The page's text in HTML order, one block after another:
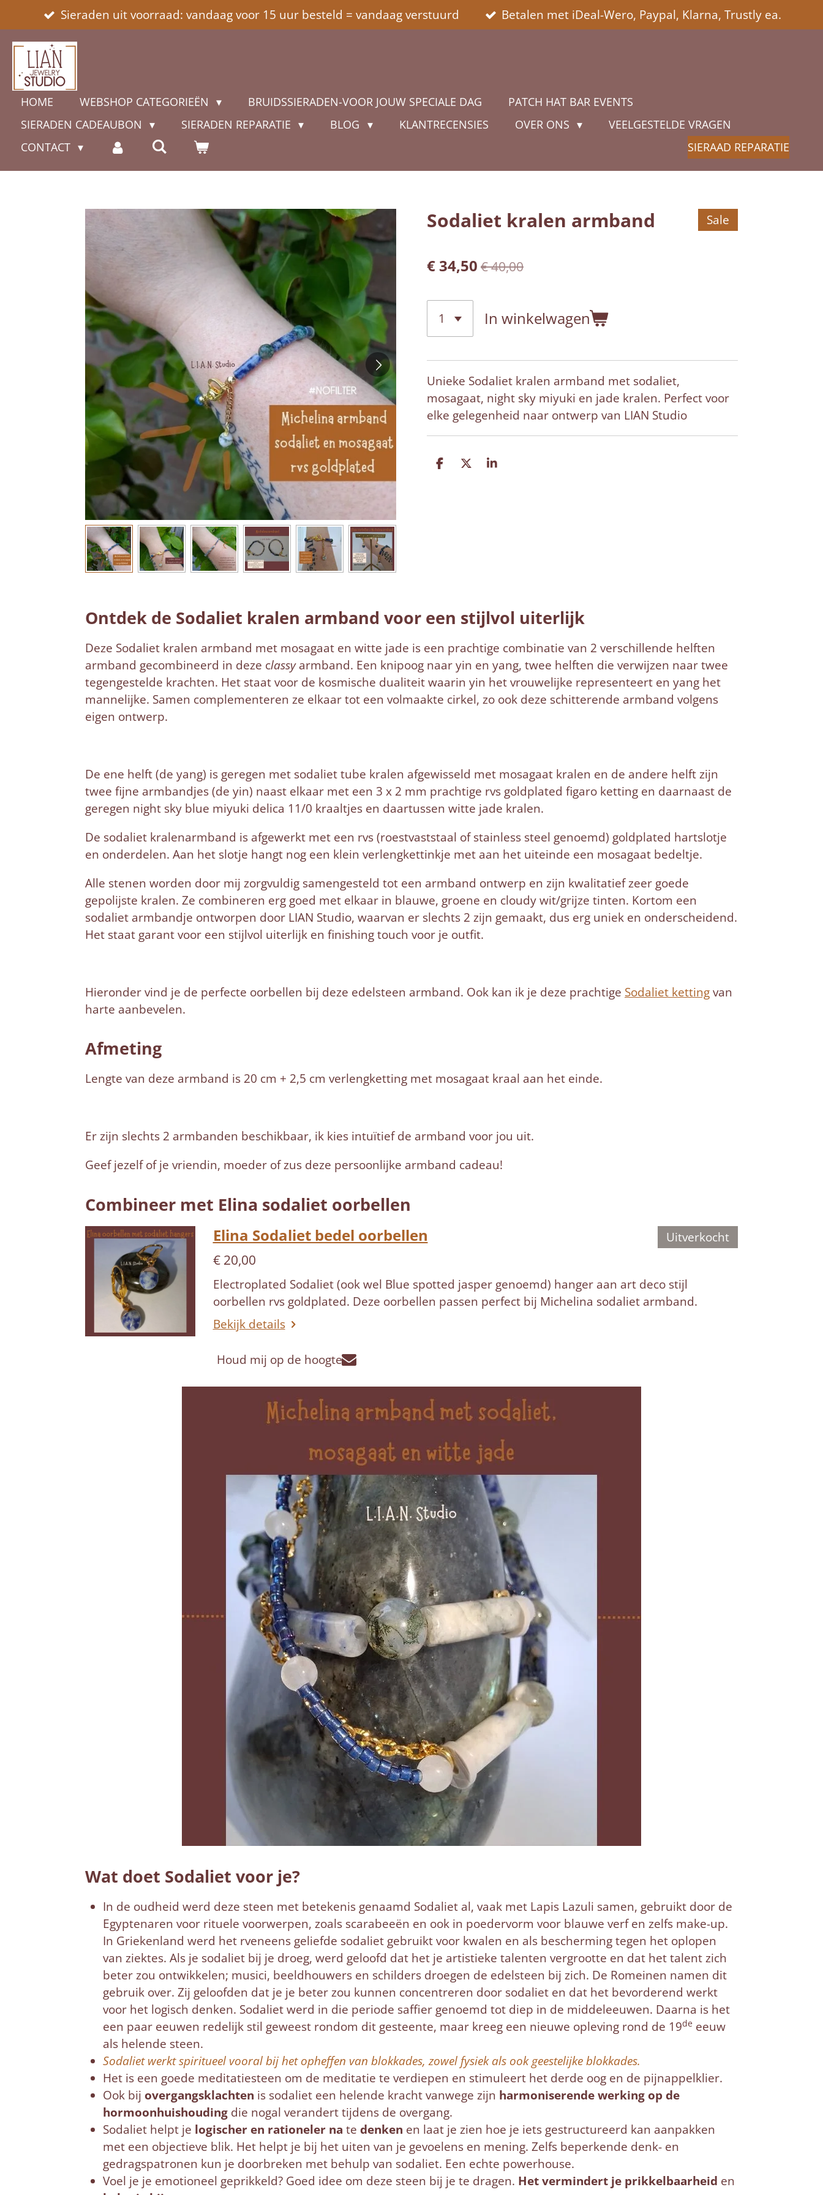
direct
naar
hoofdinhoud
Sieraden uit voorraad: vandaag voor 15 uur besteld = vandaag verstuurd Betalen met iDeal-Wero, Paypal, Klarna, Trustly ea.
HOME WEBSHOP CATEGORIEËN BRUIDSSIERADEN-VOOR JOUW SPECIALE DAG
PATCH HAT BAR EVENTS
SIERADEN CADEAUBON
SIERADEN REPARATIE BLOG KLANTRECENSIES OVER ONS
VEELGESTELDE VRAGEN
CONTACT
SIERAAD REPARATIE
Sodaliet kralen armband Sale
€ 34,50 € 40,00
In winkelwagen
Unieke Sodaliet kralen armband met sodaliet,
mosagaat, night sky miyuki en jade kralen. Perfect voor
elke gelegenheid naar ontwerp van LIAN Studio
D
D
S
Ontdek de Sodaliet kralen armband voor een stijlvol uiterlijk
Deze Sodaliet kralen armband met mosagaat en witte jade is een prachtige combinatie van 2 verschillende helften
armband gecombineerd in deze classyarmband. Een knipoog naar yin en yang, twee helften die verwijzen naar twee
tegengestelde krachten. Het staat voor de kosmische dualiteit waarin yin het vrouwelijke representeert en yang het
mannelijke. Samen complementeren ze elkaar tot een volmaakte cirkel, zo ook deze schitterende armband volgens
eigen ontwerp.
De ene helft (de yang) is geregen met sodaliet tube kralen afgewisseld met mosagaat kralen en de andere helft zijn
twee fijne armbandjes (de yin) naast elkaar met een 3 x 2 mm prachtige rvs goldplated figaro ketting en daarnaast de
geregen night sky blue miyuki delica 11/0 kraaltjes en daartussen witte jade kralen.
De sodaliet kralenarmband is afgewerkt met een rvs (roestvaststaal of stainless steel genoemd) goldplated hartslotje
en onderdelen. Aan het slotje hangt nog een klein verlengkettinkje met aan het uiteinde een mosagaat bedeltje.
Alle stenen worden door mij zorgvuldig samengesteld tot een armband ontwerp en zijn kwalitatief zeer goede
gepolijste kralen. Ze combineren erg goed met elkaar in blauwe, groene en cloudy wit/grijze tinten. Kortom een
sodaliet armbandje ontworpen door LIAN Studio, waarvan er slechts 2 zijn gemaakt, dus erg uniek en onderscheidend.
Het staat garant voor een stijlvol uiterlijk en finishing touch voor je outfit.
Hieronder vind je de perfecte oorbellen bij deze edelsteen armband. Ook kan ik je deze prachtige Sodaliet kettingvan
harte aanbevelen.
Afmeting
Lengte van deze armband is 20 cm + 2,5 cm verlengketting met mosagaat kraal aan het einde.
Er zijn slechts 2 armbanden beschikbaar, ik kies intuïtief de armband voor jou uit.
Geef jezelf of je vriendin, moeder of zus deze persoonlijke armband cadeau!
Combineer met Elina sodaliet oorbellen
Uitverkocht
Elina Sodaliet bedel oorbellen
€ 20,00
Electroplated Sodaliet (ook wel Blue spotted jasper genoemd) hanger aan art deco stijl
oorbellen rvs goldplated. Deze oorbellen passen perfect bij Michelina sodaliet armband.
Bekijk details
Houd mij op de hoogte
Wat doet Sodaliet voor je?
In de oudheid werd deze steen met betekenis genaamd Sodaliet al, vaak met Lapis Lazuli samen, gebruikt door de
Egyptenaren voor rituele voorwerpen, zoals scarabeeën en ook in poedervorm voor blauwe verf en zelfs make-up.
In Griekenland werd het rveneens geliefde sodaliet gebruikt voor kwalen en als bescherming tegen het oplopen
van ziektes. Als je sodaliet bij je droeg, werd geloofd dat het je artistieke talenten vergrootte en dat het talent zich
beter zou ontwikkelen; musici, beeldhouwers en schilders droegen de edelsteen bij zich. De Romeinen namen dit
gebruik over. Zij geloofden dat je je beter zou kunnen concentreren door sodaliet en dat het bevorderend werkt
voor het logisch denken. Sodaliet werd in die periode saffier genoemd tot diep in de middeleeuwen. Daarna is het
een paar eeuwen redelijk stil geweest rondom dit gesteente, maar kreeg een nieuwe opleving rond de 19deeeuw
als helende steen.
Sodaliet werkt spiritueel vooral bij het opheffen van blokkades, zowel fysiek als ook geestelijke blokkades.
Het is een goede meditatiesteen om de meditatie te verdiepen en stimuleert het derde oog en de pijnappelklier.
Ook bij overgangsklachten is sodaliet een helende kracht vanwege zijn harmoniserende werking op de
hormoonhuishoudingdie nogal verandert tijdens de overgang.
Sodaliet helpt je logischer en rationeler na te denken en laat je zien hoe je iets gestructureerd kan aanpakken
met een objectieve blik. Het helpt je bij het uiten van je gevoelens en mening. Zelfs beperkende denk- en
gedragspatronen kun je doorbreken met behulp van sodaliet. Een echte powerhouse.
Voel je je emotioneel geprikkeld? Goed idee om deze steen bij je te dragen. Het vermindert je prikkelbaarheid en